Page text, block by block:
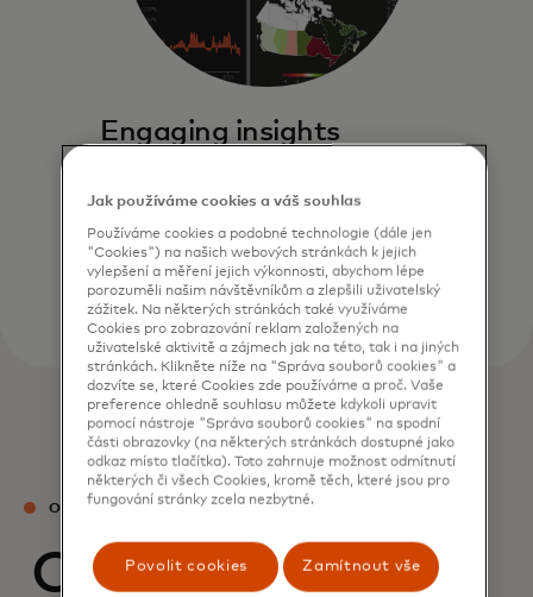
Engaging insights
to diverse global audiences with
timely and actionable insights
through our interactive formats.
OUR TEAM
Our experts
Jak používáme cookies a váš souhlas
Používáme cookies a podobné technologie (dále jen
"Cookies") na našich webových stránkách k jejich
vylepšení a měření jejich výkonnosti, abychom lépe
porozuměli našim návštěvníkům a zlepšili uživatelský
zážitek. Na některých stránkách také využíváme
Cookies pro zobrazování reklam založených na
uživatelské aktivitě a zájmech jak na této, tak i na jiných
stránkách. Klikněte níže na "Správa souborů cookies" a
dozvíte se, které Cookies zde používáme a proč. Vaše
preference ohledně souhlasu můžete kdykoli upravit
pomocí nástroje "Správa souborů cookies" na spodní
části obrazovky (na některých stránkách dostupné jako
odkaz místo tlačítka). Toto zahrnuje možnost odmítnutí
některých či všech Cookies, kromě těch, které jsou pro
fungování stránky zcela nezbytné.
Povolit cookies Zamítnout vše